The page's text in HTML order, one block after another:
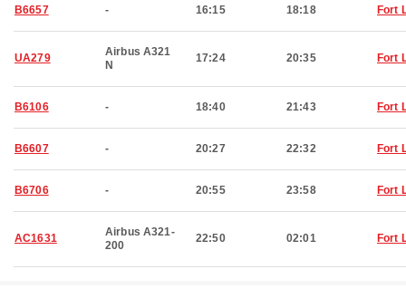
B6657 - 16:15 18:18 Fort
UA279
Airbus A321
N
17:24 20:35 Fort
B6106 - 18:40 21:43 Fort
B6607 - 20:27 22:32 Fort
B6706 - 20:55 23:58 Fort
AC1631
Airbus A321-
200
22:50 02:01 Fort